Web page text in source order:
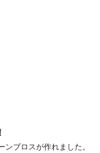
ブロスが作れました。